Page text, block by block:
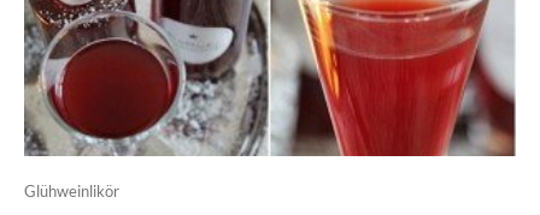
Glühweinlikör